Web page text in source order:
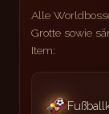
Alle
Grotte sowie
Item: